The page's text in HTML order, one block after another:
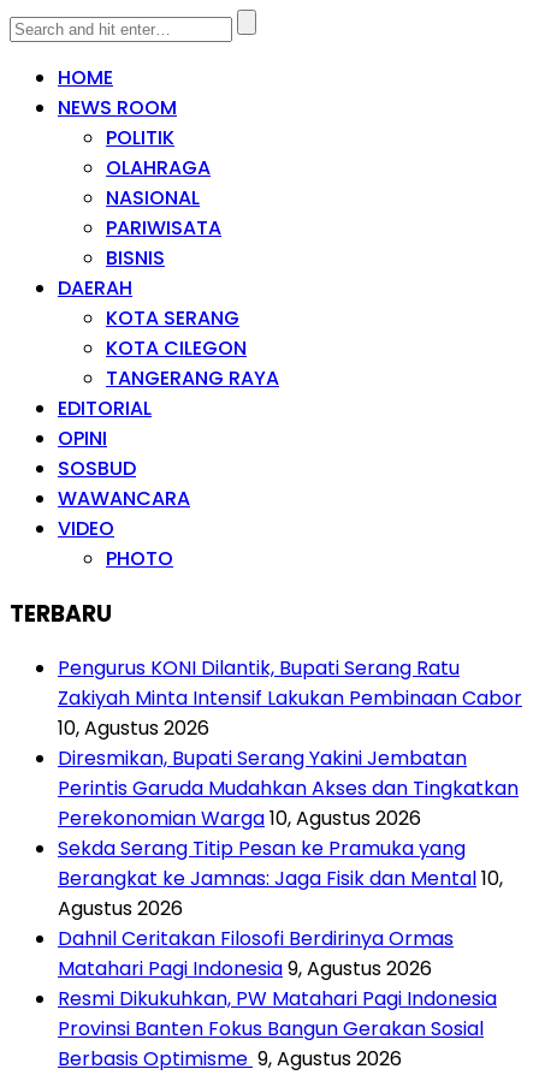
HOME
NEWS ROOM
POLITIK
OLAHRAGA
NASIONAL
PARIWISATA
BISNIS
DAERAH
KOTA SERANG
KOTA CILEGON
TANGERANG RAYA
EDITORIAL
OPINI
SOSBUD
WAWANCARA
VIDEO
PHOTO
TERBARU
Pengurus KONI Dilantik, Bupati Serang Ratu
Zakiyah Minta Intensif Lakukan Pembinaan Cabor
10, Agustus 2026
Diresmikan, Bupati Serang Yakini Jembatan
Perintis Garuda Mudahkan Akses dan Tingkatkan
Perekonomian Warga10, Agustus 2026
Sekda Serang Titip Pesan ke Pramuka yang
Berangkat ke Jamnas: Jaga Fisik dan Mental10,
Agustus 2026
Dahnil Ceritakan Filosofi Berdirinya Ormas
Matahari Pagi Indonesia9, Agustus 2026
Resmi Dikukuhkan, PW Matahari Pagi Indonesia
Provinsi Banten Fokus Bangun Gerakan Sosial
Berbasis Optimisme 9, Agustus 2026